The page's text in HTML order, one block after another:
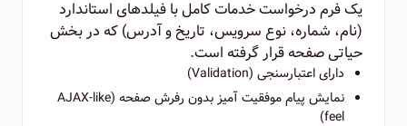
یک فرم درخواست خدمات کامل با فیلدهای استاندارد
(نام، شماره، نوع سرویس، تاریخ و آدرس) که در بخش
حیاتی صفحه قرار گرفته است.
دارای اعتبارسنجی (Validation)
نمایش پیام موفقیت آمیز بدون رفرش صفحه (AJAX-like
feel)